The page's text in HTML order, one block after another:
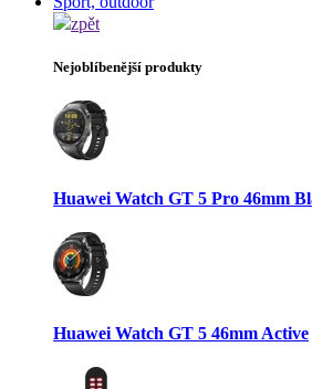
zpět
Nejoblíbenější produkty
Huawei Watch GT 5 Pro 46mm
Huawei Watch GT 5 46mm Active